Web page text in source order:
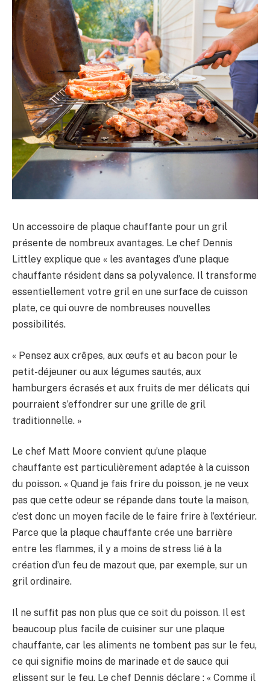
Un accessoire de plaque chauffante pour un gril
présente de nombreux avantages. Le chef Dennis
Littley explique que « les avantages d’une plaque
chauffante résident dans sa polyvalence. Il transforme
essentiellement votre gril en une surface de cuisson
plate, ce qui ouvre de nombreuses nouvelles
possibilités.
« Pensez aux crêpes, aux œufs et au bacon pour le
petit-déjeuner ou aux légumes sautés, aux
hamburgers écrasés et aux fruits de mer délicats qui
pourraient s’effondrer sur une grille de gril
traditionnelle. »
Le chef Matt Moore convient qu’une plaque
chauffante est particulièrement adaptée à la cuisson
du poisson. « Quand je fais frire du poisson, je ne veux
pas que cette odeur se répande dans toute la maison,
c’est donc un moyen facile de le faire frire à l’extérieur.
Parce que la plaque chauffante crée une barrière
entre les flammes, il y a moins de stress lié à la
création d’un feu de mazout que, par exemple, sur un
gril ordinaire.
Il ne suffit pas non plus que ce soit du poisson. Il est
beaucoup plus facile de cuisiner sur une plaque
chauffante, car les aliments ne tombent pas sur le feu,
ce qui signifie moins de marinade et de sauce qui
glissent sur le feu. Le chef Dennis déclare : « Comme il